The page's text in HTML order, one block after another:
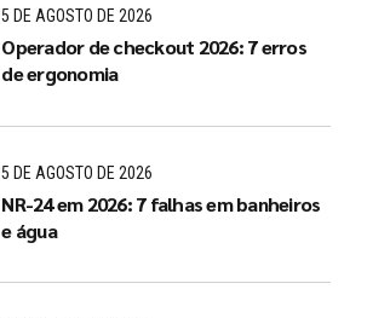
5 DE AGOSTO DE 2026
Operador de checkout 2026: 7 erros
de ergonomia
5 DE AGOSTO DE 2026
NR-24 em 2026: 7 falhas em banheiros
e água